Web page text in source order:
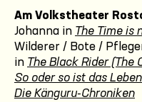
Am Volkstheater
Johanna in The Time is
Wilderer / Bote /
in The Black Rider (The
So oder so ist das Leben
Die Känguru-Chroniken